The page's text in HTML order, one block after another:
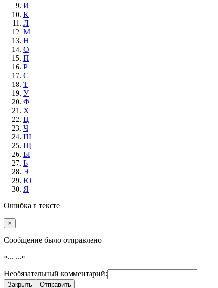
И
К
Л
М
Н
О
П
Р
С
Т
У
Ф
Х
Ц
Ч
Ш
Щ
Ы
Ь
Э
Ю
Я
Ошибка в тексте
×
Cообщение было отправлено
«... ...»
Необязательный комментарий:
Закрыть Отправить